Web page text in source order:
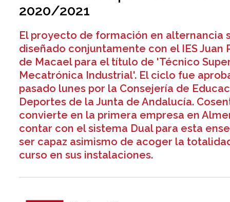
2020/2021
El proyecto de formación en alternancia
diseñado conjuntamente con el IES Juan
de Macael para el título de 'Técnico
Mecatrónica Industrial'. El ciclo fue
pasado lunes por la Consejería de
Deportes de la Junta de Andalucía.
convierte en la primera empresa en
contar con el sistema Dual para esta
ser capaz asimismo de acoger la
curso en sus instalaciones.